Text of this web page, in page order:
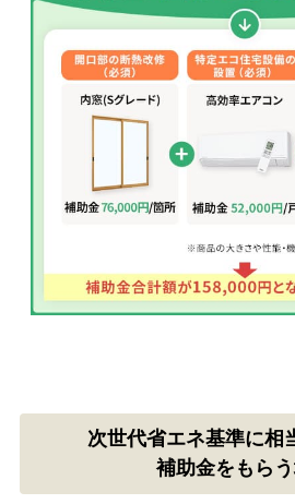
次世代省エネ基準に相
補助金をもら